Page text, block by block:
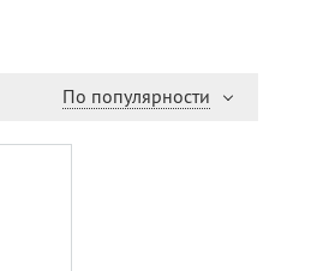
По популярности